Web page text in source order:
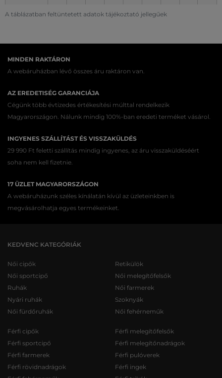
A táblázatban feltüntetett adatok tájékoztató jellegűek
MINDEN RAKTÁRON
A webáruházban lévő összes áru raktáron van.
AZ EREDETISÉG GARANCIÁJA
Cégünk több évtizedes értékesítési múlttal rendelkezik
Magyarországon. Nálunk mindig 100%-ban eredeti terméket vásárol.
INGYENES SZÁLLÍTÁST ÉS VISSZAKÜLDÉS
29 990 Ft feletti szállítás mindig ingyenes, az áru visszaküldéséért
soha nem kell fizetnie.
17 ÜZLET MAGYARORSZÁGON
A webáruházunk széles kínálatán kívül az üzleteinkben is
megvásárolhatja egyes termékeinket.
KEDVENC KATEGÓRIÁK
Női cipők
Női sportcipő
Ruhák
Nyári ruhák
Női fürdőruhák
Retikülök
Női melegítőfelsők
Női farmerek
Szoknyák
Női fehérneműk
Férfi cipők
Férfi sportcipő
Férfi farmerek
Férfi rövidnadrágok
Férfi melegítőfelsők
Férfi melegítőnadrágok
Férfi pulóverek
Férfi ingek